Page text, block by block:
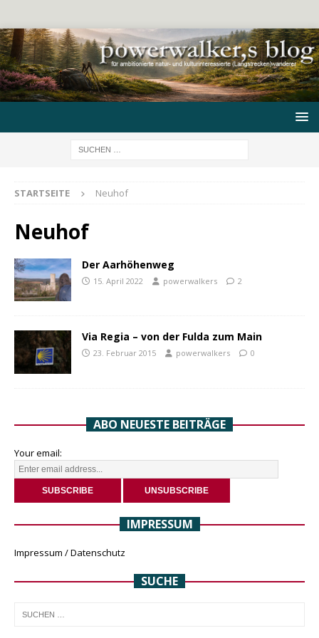
STARTSEITE Neuhof
Neuhof
Der Aarhöhenweg
15. April 2022 powerwalkers 2
Via Regia – von der Fulda zum Main
23. Februar 2015 powerwalkers 0
ABO NEUESTE BEITRÄGE
Your email:
IMPRESSUM
Impressum / Datenschutz
SUCHE